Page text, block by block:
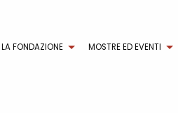
LA FONDAZIONE MOSTRE ED EVENTI